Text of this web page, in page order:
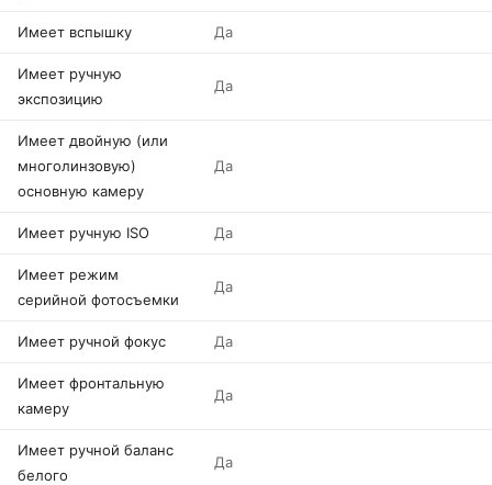
Имеет вспышку Да
Имеет ручную
экспозицию
Да
Имеет двойную (или
многолинзовую)
основную камеру
Да
Имеет ручную ISO Да
Имеет режим
серийной фотосъемки
Да
Имеет ручной фокус Да
Имеет фронтальную
камеру
Да
Имеет ручной баланс
белого
Да